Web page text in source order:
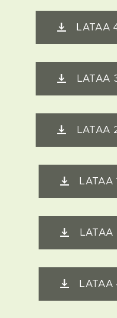
LATAA
LATAA
LATAA
LATAA
LATAA
LATAA